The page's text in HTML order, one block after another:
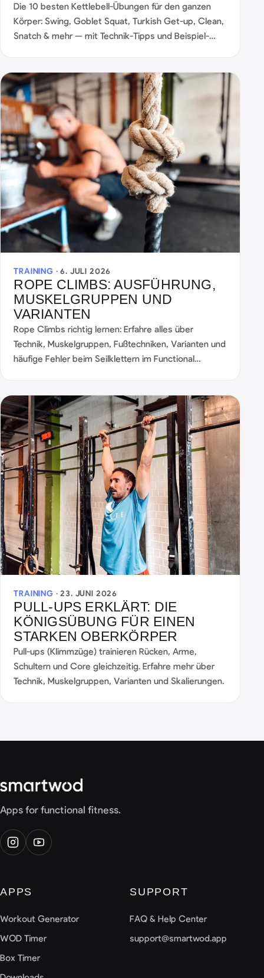
Die 10 besten Kettlebell-Übungen für den ganzen
Körper: Swing, Goblet Squat, Turkish Get-up, Clean,
Snatch & mehr — mit Technik-Tipps und Beispiel-
TRAINING ·6. JULI 2026
ROPE CLIMBS: AUSFÜHRUNG,
MUSKELGRUPPEN UND
VARIANTEN
Rope Climbs richtig lernen: Erfahre alles über
Technik, Muskelgruppen, Fußtechniken, Varianten und
häufige Fehler beim Seilklettern im Functional
TRAINING ·23. JUNI 2026
PULL-UPS ERKLÄRT: DIE
KÖNIGSÜBUNG FÜR EINEN
STARKEN OBERKÖRPER
Pull-ups (Klimmzüge) trainieren Rücken, Arme,
Schultern und Core gleichzeitig. Erfahre mehr über
Technik, Muskelgruppen, Varianten und Skalierungen.
Apps for functional fitness.
APPS
Workout Generator
WOD Timer
Box Timer
SUPPORT
FAQ & Help Center
support@smartwod.app